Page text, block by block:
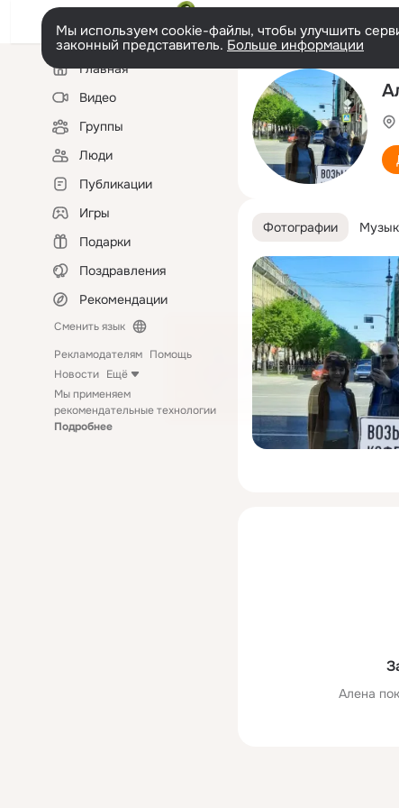
Мы используем cookie-файлы, чтобы улучшить
законный представитель. Больше информации
Левая
колонкаГлавная
Видео
Группы
Люди
Публикации
Игры
Подарки
Поздравления
Рекомендации
Сменить язык
Рекламодателям Помощь
Новости Ещё
Мы применяем
рекомендательные технологии
Подробнее
Фотографии
Алена